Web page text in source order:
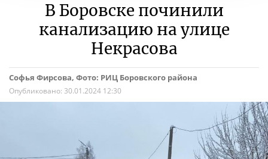
В Боровске починили
канализацию на улице
Некрасова
Софья Фирсова, Фото: РИЦ Боровского района
Опубликовано: 30.01.2024 12:30